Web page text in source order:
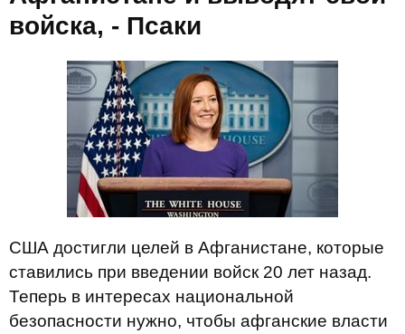
войска, - Псаки
США достигли целей в Афганистане, которые
ставились при введении войск 20 лет назад.
Теперь в интересах национальной
безопасности нужно, чтобы афганские власти